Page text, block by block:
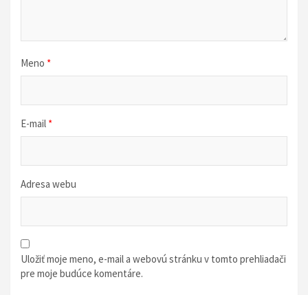
Meno *
E-mail *
Adresa webu
Uložiť moje meno, e-mail a webovú stránku v tomto prehliadači
pre moje budúce komentáre.